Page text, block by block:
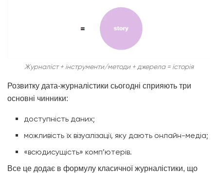
Журналіст + інструменти/методи + джерела = історія
Розвитку дата-журналістики сьогодні сприяють три
основні чинники:
доступність даних;
можливість їх візуалізації, яку дають онлайн-медіа;
«всюдисущість» комп’ютерів.
Все це додає в формулу класичної журналістики, що